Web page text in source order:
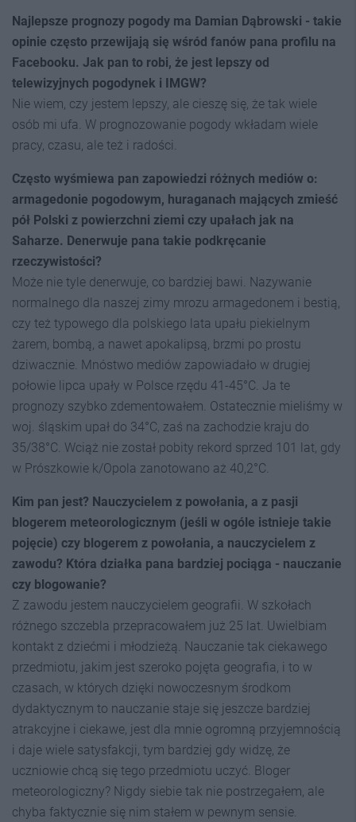
Najlepsze prognozy pogody ma Damian Dąbrowski - takie
opinie często przewijają się wśród fanów pana profilu na
Facebooku. Jak pan to robi, że jest lepszy od
telewizyjnych pogodynek i IMGW?
Nie wiem, czy jestem lepszy, ale cieszę się, że tak wiele
osób mi ufa. W prognozowanie pogody wkładam wiele
pracy, czasu, ale też i radości.
Często wyśmiewa pan zapowiedzi różnych mediów o:
armagedonie pogodowym, huraganach mających zmieść
pół Polski z powierzchni ziemi czy upałach jak na
Saharze. Denerwuje pana takie podkręcanie
rzeczywistości?
Może nie tyle denerwuje, co bardziej bawi. Nazywanie
normalnego dla naszej zimy mrozu armagedonem i bestią,
czy też typowego dla polskiego lata upału piekielnym
żarem, bombą, a nawet apokalipsą, brzmi po prostu
dziwacznie. Mnóstwo mediów zapowiadało w drugiej
połowie lipca upały w Polsce rzędu 41-45°C. Ja te
prognozy szybko zdementowałem. Ostatecznie mieliśmy w
woj. śląskim upał do 34°C, zaś na zachodzie kraju do
35/38°C. Wciąż nie został pobity rekord sprzed 101 lat, gdy
w Prószkowie k/Opola zanotowano aż 40,2°C.
Kim pan jest? Nauczycielem z powołania, a z pasji
blogerem meteorologicznym (jeśli w ogóle istnieje takie
pojęcie) czy blogerem z powołania, a nauczycielem z
zawodu? Która działka pana bardziej pociąga - nauczanie
czy blogowanie?
Z zawodu jestem nauczycielem geografii. W szkołach
różnego szczebla przepracowałem już 25 lat. Uwielbiam
kontakt z dziećmi i młodzieżą. Nauczanie tak ciekawego
przedmiotu, jakim jest szeroko pojęta geografia, i to w
czasach, w których dzięki nowoczesnym środkom
dydaktycznym to nauczanie staje się jeszcze bardziej
atrakcyjne i ciekawe, jest dla mnie ogromną przyjemnością
i daje wiele satysfakcji, tym bardziej gdy widzę, że
uczniowie chcą się tego przedmiotu uczyć. Bloger
meteorologiczny? Nigdy siebie tak nie postrzegałem, ale
chyba faktycznie się nim stałem w pewnym sensie.